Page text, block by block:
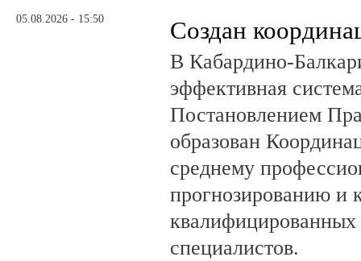
05.08.2026 - 15:50 Создан
В Кабардино-
эффективная
Постановлением
образован
среднему
прогнозированию и
квалифицированных
специалистов.